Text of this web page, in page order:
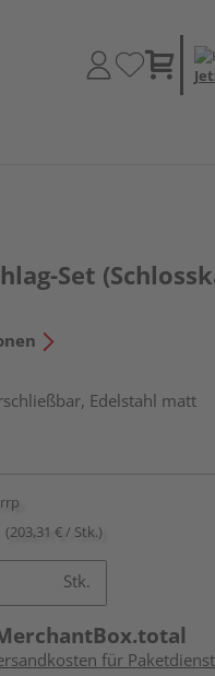
Set
Edelstahl matt
(203,31 € / Stk.)
Stk.
für Paketdienst